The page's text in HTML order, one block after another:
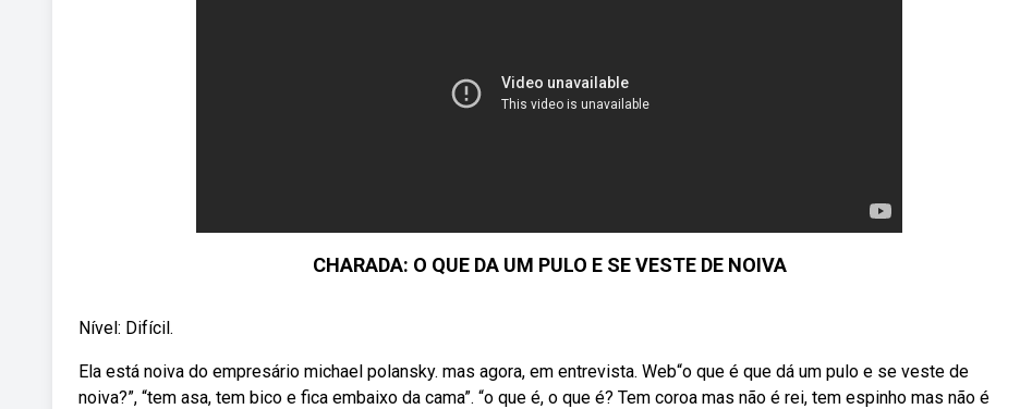
CHARADA: O QUE DA UM PULO E SE VESTE DE NOIVA
Nível: Difícil.
Ela está noiva do empresário michael polansky. mas agora, em entrevista. Web“o que é que dá um pulo e se veste de
noiva?”, “tem asa, tem bico e fica embaixo da cama”. “o que é, o que é? Tem coroa mas não é rei, tem espinho mas não é